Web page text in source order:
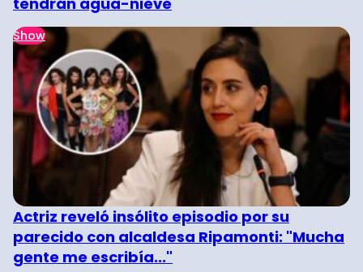
Show
Actriz reveló insólito episodio por su
parecido con alcaldesa Ripamonti: "Mucha
gente me escribía..."